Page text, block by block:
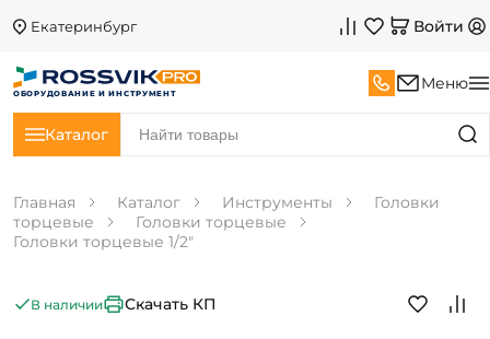
Екатеринбург Войти
ОБОРУДОВАНИЕ И ИНСТРУМЕНТ
Меню
Каталог
Главная Каталог Инструменты
Головки
торцевые
Головки торцевые
Головки торцевые 1/2"
В наличии Скачать КП